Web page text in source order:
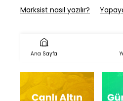
Marksist nasıl yazılır?
Ana Sayfa